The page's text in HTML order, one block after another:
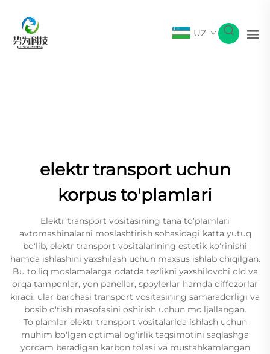
UZ
elektr transport uchun
korpus to'plamlari
Elektr transport vositasining tana to'plamlari
avtomashinalarni moslashtirish sohasidagi katta yutuq
bo'lib, elektr transport vositalarining estetik ko'rinishi
hamda ishlashini yaxshilash uchun maxsus ishlab chiqilgan.
Bu to'liq moslamalarga odatda tezlikni yaxshilovchi old va
orqa tamponlar, yon panellar, spoylerlar hamda diffozorlar
kiradi, ular barchasi transport vositasining samaradorligi va
bosib o'tish masofasini oshirish uchun mo'ljallangan.
To'plamlar elektr transport vositalarida ishlash uchun
muhim bo'lgan optimal og'irlik taqsimotini saqlashga
yordam beradigan karbon tolasi va mustahkamlangan